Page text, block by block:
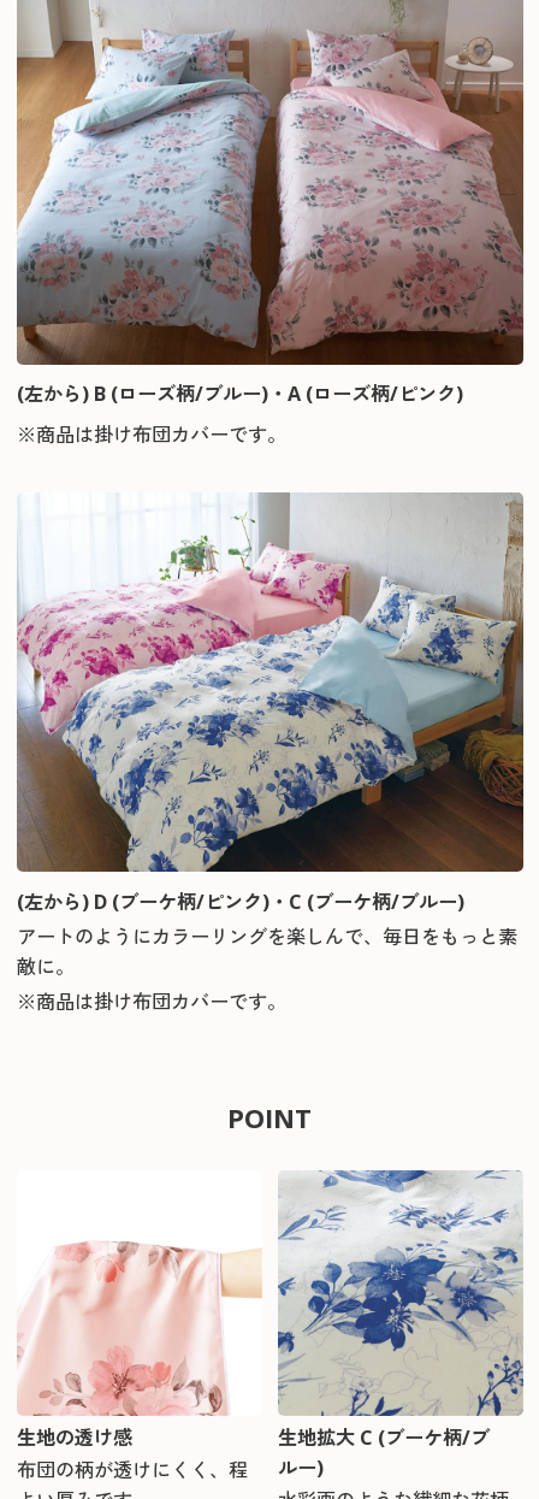
(左から) B (ローズ柄/ブルー)・A (ローズ柄/ピンク)
※商品は掛け布団カバーです。
(左から) D (ブーケ柄/ピンク)・C (ブーケ柄/ブルー)
アートのようにカラーリングを楽しんで、毎日をもっと素
敵に。
※商品は掛け布団カバーです。
POINT
生地の透け感
布団の柄が透けにくく、程
生地拡大 C (ブーケ柄/ブ
ルー)